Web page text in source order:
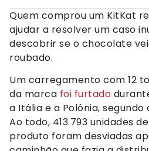
Quem comprou um KitKat
ajudar a resolver um caso
descobrir se o chocolate
roubado.
Um carregamento com 12
da marca foi furtado
a Itália e a Polônia,
Ao todo, 413.793 unidades
produto foram desviadas